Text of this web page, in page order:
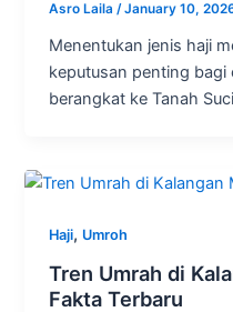
Asro Laila/January 10,
Menentukan jenis haji
keputusan penting bagi
berangkat ke Tanah
Haji, Umroh
Tren Umrah di
Fakta Terbaru